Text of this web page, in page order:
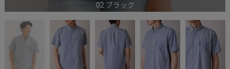
02 ブラック